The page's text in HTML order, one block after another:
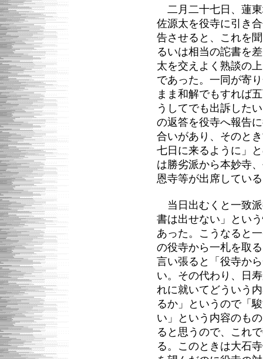
二月二十七日、蓮
佐源太を役寺に引き
告させると、これを
るいは相当の詑書を
太を交えよく熟談の
であった。一同が寄
まま和解でもすれば
うしてでも出訴した
の返答を役寺へ報告
合いがあり、そのと
七日に来るように」
は勝劣派から本妙寺
恩寺等が出席してい
当日出むくと一致
書は出せない」とい
あった。こうなると
の役寺から一札を取
言い張ると「役寺か
い。その代わり、日
れに就いてどういう
るか」というので「
い」という内容のも
ると思うので、これ
る。このときは大石